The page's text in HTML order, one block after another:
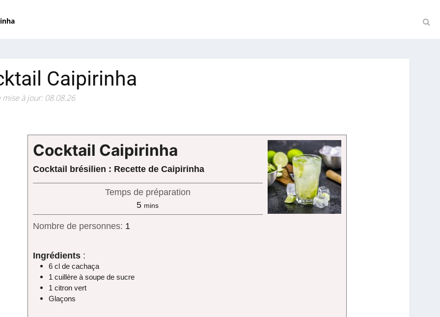
Caipirinha
à jour: 08.08.26
Cocktail Caipirinha
Cocktail brésilien : Recette de Caipirinha
Temps de préparation
5minutes
mins
Nombre de personnes: 1
Ingrédients :
6 cl de cachaça
1 cuillère à soupe de sucre
1 citron vert
Glaçons